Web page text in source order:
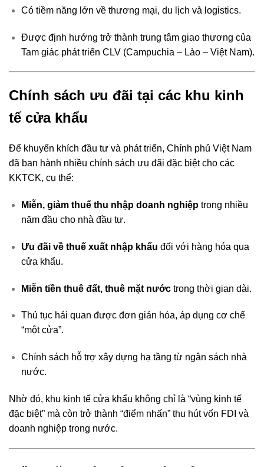
Có tiềm năng lớn về thương mại, du lịch và logistics.
Được định hướng trở thành trung tâm giao thương của
Tam giác phát triển CLV (Campuchia – Lào – Việt Nam).
Chính sách ưu đãi tại các khu kinh
tế cửa khẩu
Để khuyến khích đầu tư và phát triển, Chính phủ Việt Nam
đã ban hành nhiều chính sách ưu đãi đặc biệt cho các
KKTCK, cụ thể:
Miễn, giảm thuế thu nhập doanh nghiệptrong nhiều
năm đầu cho nhà đầu tư.
Ưu đãi về thuế xuất nhập khẩu đối với hàng hóa qua
cửa khẩu.
Miễn tiền thuê đất, thuê mặt nướctrong thời gian dài.
Thủ tục hải quan được đơn giản hóa, áp dụng cơ chế
“một cửa”.
Chính sách hỗ trợ xây dựng hạ tầng từ ngân sách nhà
nước.
Nhờ đó, khu kinh tế cửa khẩu không chỉ là “vùng kinh tế
đặc biệt” mà còn trở thành “điểm nhấn” thu hút vốn FDI và
doanh nghiệp trong nước.